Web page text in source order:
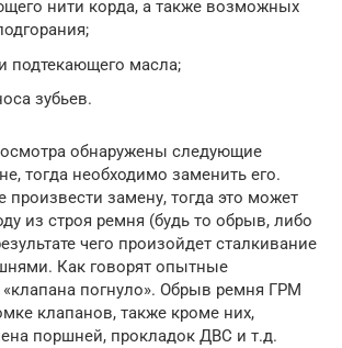
нити корда, а также возможных
подтекающего масла;
зубьев.
обнаружены следующие
тогда необходимо заменить его.
произвести замену, тогда это может
из строя ремня (будь то обрыв, либо
чего произойдет сталкивание
Как говорят опытные
погнуло». Обрыв ремня ГРМ
клапанов, также кроме них,
поршней, прокладок ДВС и т.д.